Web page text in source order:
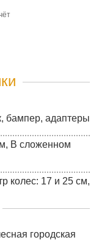
бампер, адаптеры
В сложенном
колес: 17 и 25 см,
городская